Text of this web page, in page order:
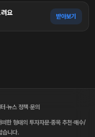
요 받아보기
·뉴스 정책·문의
한 형태의 투자자문·종목 추천·매수/
습니다.